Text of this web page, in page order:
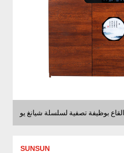
بوظيفة تصفية لسلسلة شيانغ يو
SUNSUN